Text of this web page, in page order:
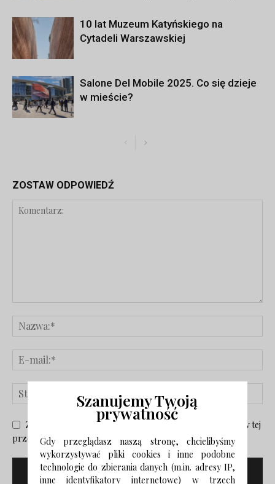
10 lat Muzeum Katyńskiego na
Cytadeli Warszawskiej
Salone Del Mobile 2025. Co się dzieje
w mieście?
ZOSTAW ODPOWIEDŹ
Zapisz moje nazwisko, adres e-mail i stronę internetową w tej
przeglądarce na następny raz, gdy skomentuję.
Szanujemy Twoją
prywatność
Gdy przeglądasz naszą stronę, chcielibyśmy
wykorzystywać pliki cookies i inne podobne
technologie do zbierania danych (m.in. adresy IP,
inne identyfikatory internetowe) w trzech